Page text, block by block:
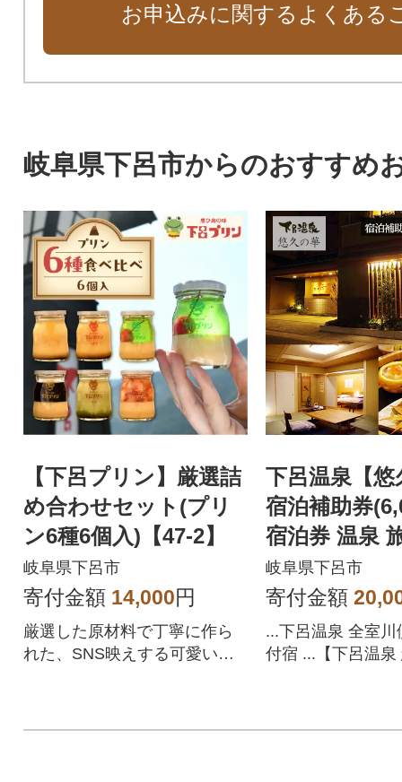
お申込みに関するよくある
岐阜県下呂市からのおすすめ
【下呂プリン】厳選詰
め合わせセット(プリ
ン6種6個入)【47-2】
岐阜県下呂市
寄付金額 14,000円
厳選した原材料で丁寧に作ら
れた、SNS映えする可愛いプ
下呂温泉【悠
宿泊補助券
宿泊券 温泉
【a020-2】
岐阜県下呂市
寄付金額
...下呂温泉 全室川
付宿 ...【下呂温泉